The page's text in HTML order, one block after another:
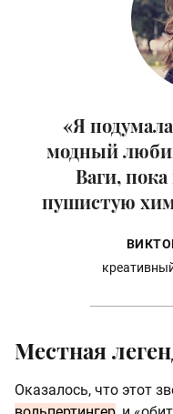
«Я
модный
Ваги, пока
пушистую
Местная
Оказалось, что этот